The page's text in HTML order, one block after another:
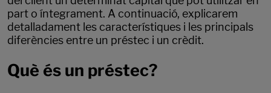
part o íntegrament. A continuació, explicarem
detalladament les característiques i les principals
diferències entre un préstec i un crèdit.
Què és un préstec?